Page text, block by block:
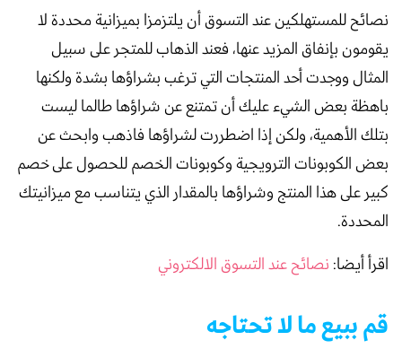
نصائح للمستهلكين عند التسوق أن يلتزمزا بميزانية محددة لا
يقومون بإنفاق المزيد عنها، فعند الذهاب للمتجر على سبيل
المثال ووجدت أحد المنتجات التي ترغب بشراؤها بشدة ولكنها
باهظة بعض الشيء عليك أن تمتنع عن شراؤها طالما ليست
بتلك الأهمية، ولكن إذا اضطررت لشراؤها فاذهب وابحث عن
بعض الكوبونات الترويجية وكوبونات الخصم للحصول على خصم
كبير على هذا المنتج وشراؤها بالمقدار الذي يتناسب مع ميزانيتك
المحددة.
اقرأ أيضا: نصائح عند التسوق الالكتروني
قم ببيع ما لا تحتاجه